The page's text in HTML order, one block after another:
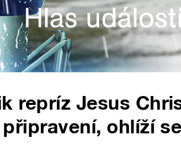
repríz Jesus
ohlíží